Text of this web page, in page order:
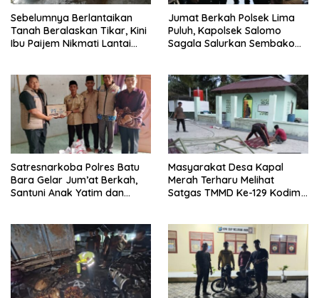
Sebelumnya Berlantaikan
Tanah Beralaskan Tikar, Kini
Ibu Paijem Nikmati Lantai
0208/Asahan
Jumat Berkah Polsek Lima
Puluh, Kapolsek Salomo
Sagala Salurkan Sembako
Satresnarkoba Polres Batu
Bara Gelar Jum’at Berkah,
Santuni Anak Yatim dan
Masyarakat Desa Kapal
Merah Terharu Melihat
Satgas TMMD Ke-129 Kodim
Mushollah Al Maghribi